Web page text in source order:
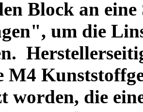
Block an eine
um die
M4
worden, die